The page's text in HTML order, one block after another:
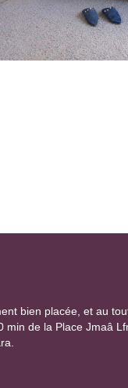
bien placée, et au
min de la Place Jmaâ